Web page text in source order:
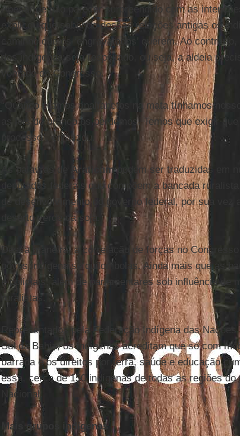
Apesar de não parecer surpreendido com as
explicou que sabendo dessas relações antigas os
caminho que os ‘engravatados’ querem. Ao
dos indígenas seja respeitado, ou seja, a aldeia
vontade do Congresso.
“Quando éramos analfabetos na mata tínhamos
as leis do branco os perdemos. Temos que exigir
processo”, enfatizou.
As palavras de Araticumpodem ser traduzidas em
deputados federais que compõem a bancada
de desenvolvimento do governo federal, por sua
deserto verde da soja.
Dessa maneira, a correlação de forças no
povos indígena se quilombolas. Ainda mais que as
e policiais, além de parlamentares sob influência de
ruralistas.
Representados pela Federação Indígena das
Sul da Bahia, os indígenas acreditam que só com
barrada e os direitos por terra, saúde e educação
essa, cerca de 150 indígenas de todas as regiões
Nacional.
Mais grupos indígenas